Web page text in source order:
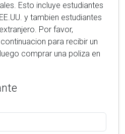
incluye estudiantes
y tambien estudiantes
Por favor,
para recibir un
comprar una poliza en